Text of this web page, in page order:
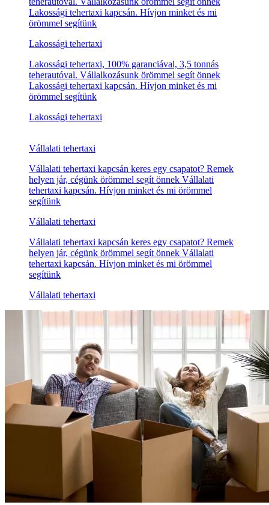
segítünk
Szakszerű tehertaxi
Szakszerű tehertaxi kapcsán keres egy csapatot? Remek
helyen jár, cégünk örömmel segít önnek Szakszerű
tehertaxi kapcsán. Hívjon minket és mi örömmel
segítünk
Szakszerű tehertaxi
Professzionális tehertaxi
Professzionális tehertaxi, 100% garanciával, 3,5 tonnás
teherautóval. Vállalkozásunk örömmel segít önnek
Professzionális tehertaxi kapcsán. Hívjon minket és mi
örömmel segítünk
Professzionális tehertaxi
Professzionális tehertaxi, 100% garanciával, 3,5 tonnás
teherautóval. Vállalkozásunk örömmel segít önnek
Professzionális tehertaxi kapcsán. Hívjon minket és mi
örömmel segítünk
Professzionális tehertaxi